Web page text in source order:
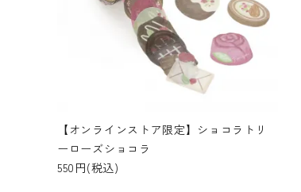
【オンラインストア限定】ショコラトリ
ーローズショコラ
550円(税込)